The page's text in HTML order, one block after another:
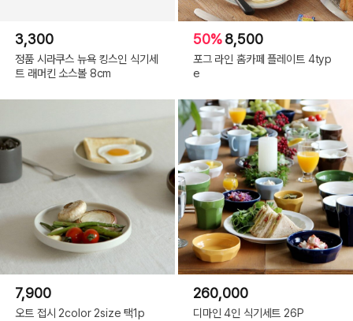
3,300
정품 시라쿠스 뉴욕 킹스인 식기세
트 래머킨 소스볼 8cm
50%8,500
포그 라인 홈카페 플레이트 4typ
e
7,900
오트 접시 2color 2size 택1p
260,000
디마인 4인 식기세트 26P